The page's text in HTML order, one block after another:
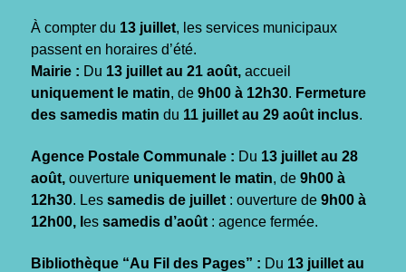
À compter du 13 juillet, les services municipaux
passent en horaires d’été.
Mairie : Du 13 juillet au 21 août, accueil
uniquement le matin, de 9h00 à 12h30. Fermeture
des samedis matin du 11 juillet au 29 août inclus.
Agence Postale Communale : Du 13 juillet au 28
août, ouverture uniquement le matin, de 9h00 à
12h30. Les samedis de juillet : ouverture de 9h00 à
12h00, l es samedis d’août : agence fermée.
Bibliothèque “Au Fil des Pages” : Du 13 juillet au